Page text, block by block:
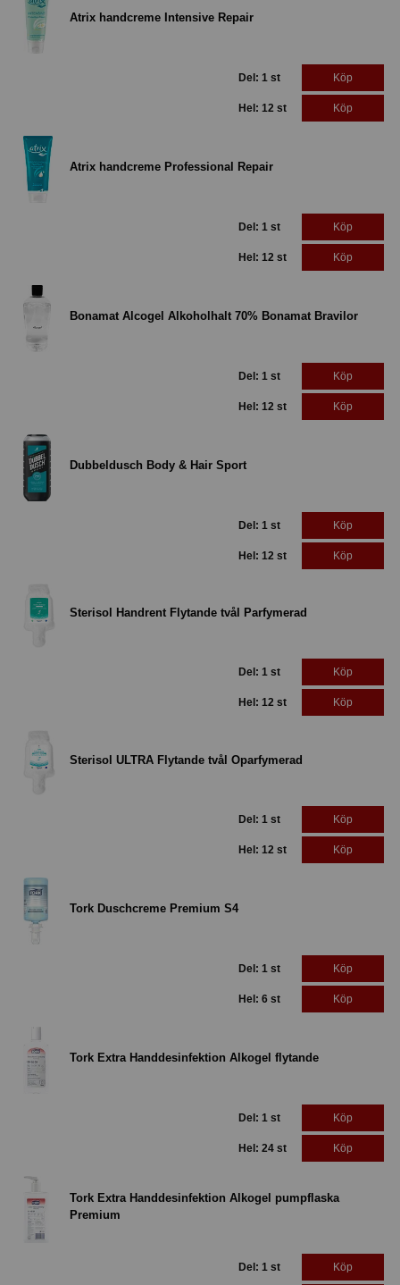
Atrix handcreme Intensive Repair
Del: 1 st Köp
Hel: 12 st Köp
Atrix handcreme Professional Repair
Del: 1 st Köp
Hel: 12 st Köp
Bonamat Alcogel Alkoholhalt 70% Bonamat Bravilor
Del: 1 st Köp
Hel: 12 st Köp
Dubbeldusch Body & Hair Sport
Del: 1 st Köp
Hel: 12 st Köp
Sterisol Handrent Flytande tvål Parfymerad
Del: 1 st Köp
Hel: 12 st Köp
Sterisol ULTRA Flytande tvål Oparfymerad
Del: 1 st Köp
Hel: 12 st Köp
Tork Duschcreme Premium S4
Del: 1 st Köp
Hel: 6 st Köp
Tork Extra Handdesinfektion Alkogel flytande
Del: 1 st Köp
Hel: 24 st Köp
Tork Extra Handdesinfektion Alkogel pumpflaska
Premium
Del: 1 st Köp